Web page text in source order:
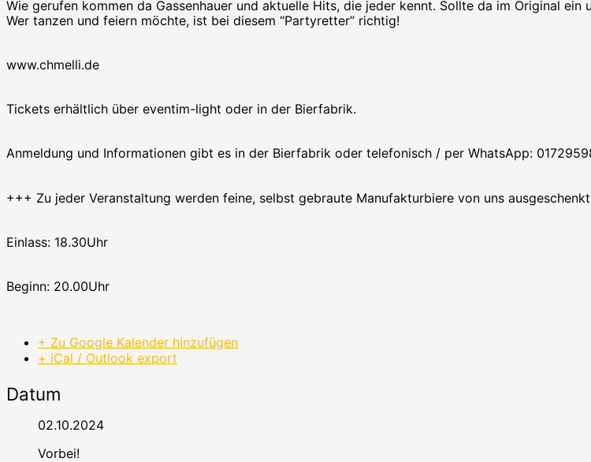
Wie gerufen kommen da Gassenhauer und aktuelle Hits, die jeder kennt. Sollte da im Original
Wer tanzen und feiern möchte, ist bei diesem “Partyretter” richtig!
www.chmelli.de
Tickets erhältlich über eventim-light oder in der Bierfabrik.
Anmeldung und Informationen gibt es in der Bierfabrik oder telefonisch / per WhatsApp:
+++ Zu jeder Veranstaltung werden feine, selbst gebraute Manufakturbiere von uns
Einlass: 18.30Uhr
Beginn: 20.00Uhr
+ Zu Google Kalender hinzufügen
+ iCal / Outlook export
Datum
02.10.2024
Vorbei!